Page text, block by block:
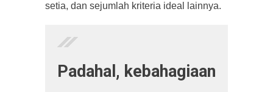
setia, dan sejumlah kriteria ideal lainnya.
Padahal, kebahagiaan